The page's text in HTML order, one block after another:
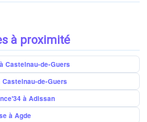
à proximité
Castelnau-de-Guers
de-Guers
à Adissan
à Agde